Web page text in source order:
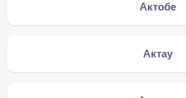
Актобе
Актау